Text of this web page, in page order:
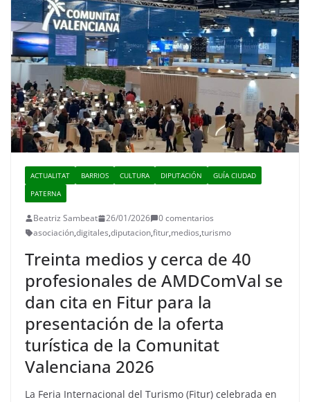
ACTUALITAT BARRIOS CULTURA DIPUTACIÓN
GUÍA CIUDAD
PATERNA
Beatriz Sambeat 26/01/2026
0 comentarios
asociación,digitales,diputacion,fitur,medios,turismo
Treinta medios y cerca de 40
profesionales de AMDComVal se
dan cita en Fitur para la
presentación de la oferta
turística de la Comunitat
Valenciana 2026
La Feria Internacional del Turismo (Fitur) celebrada en